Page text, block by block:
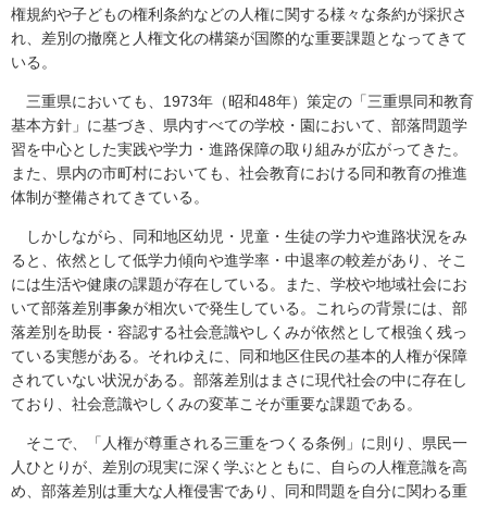
権規約や子どもの権利条約などの人権に関する様々な条約が採択さ
れ、差別の撤廃と人権文化の構築が国際的な重要課題となってきて
いる。
三重県においても、1973年（昭和48年）策定の「三重県同和教育
基本方針」に基づき、県内すべての学校・園において、部落問題学
習を中心とした実践や学力・進路保障の取り組みが広がってきた。
また、県内の市町村においても、社会教育における同和教育の推進
体制が整備されてきている。
しかしながら、同和地区幼児・児童・生徒の学力や進路状況をみ
ると、依然として低学力傾向や進学率・中退率の較差があり、そこ
には生活や健康の課題が存在している。また、学校や地域社会にお
いて部落差別事象が相次いで発生している。これらの背景には、部
落差別を助長・容認する社会意識やしくみが依然として根強く残っ
ている実態がある。それゆえに、同和地区住民の基本的人権が保障
されていない状況がある。部落差別はまさに現代社会の中に存在し
ており、社会意識やしくみの変革こそが重要な課題である。
そこで、「人権が尊重される三重をつくる条例」に則り、県民一
人ひとりが、差別の現実に深く学ぶとともに、自らの人権意識を高
め、部落差別は重大な人権侵害であり、同和問題を自分に関わる重